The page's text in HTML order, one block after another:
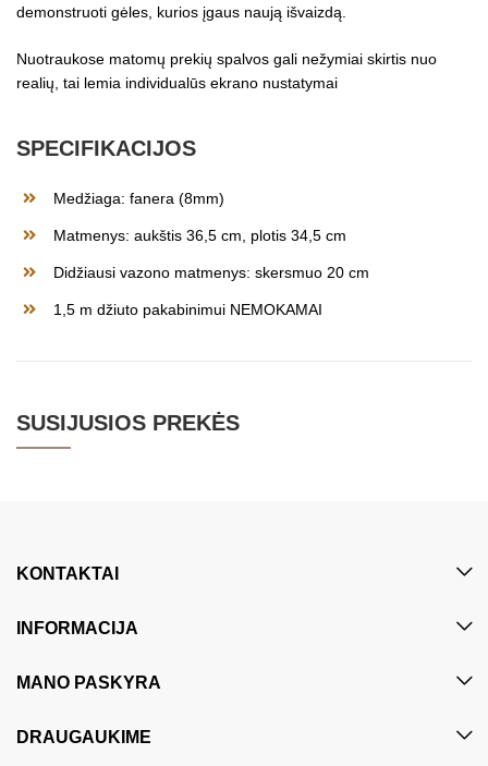
demonstruoti gėles, kurios įgaus naują išvaizdą.
Nuotraukose matomų prekių spalvos gali nežymiai skirtis nuo
realių, tai lemia individualūs ekrano nustatymai
SPECIFIKACIJOS
Medžiaga: fanera (8mm)
Matmenys: aukštis 36,5 cm, plotis 34,5 cm
Didžiausi vazono matmenys: skersmuo 20 cm
1,5 m džiuto pakabinimui NEMOKAMAI
SUSIJUSIOS PREKĖS
KONTAKTAI
INFORMACIJA
MANO PASKYRA
DRAUGAUKIME